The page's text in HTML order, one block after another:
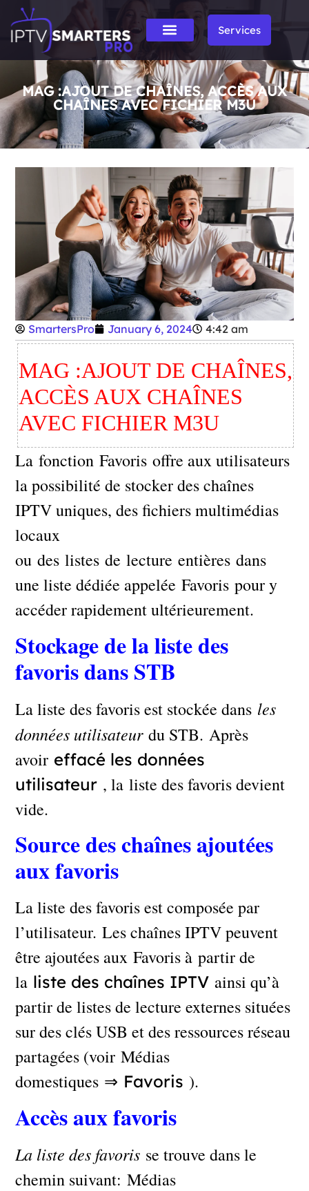
Services
MAG :AJOUT DE CHAÎNES, ACCÈS AUX
CHAÎNES AVEC FICHIER M3U
SmartersPro January 6, 2024 4:42 am
MAG :AJOUT DE CHAÎNES,
ACCÈS AUX CHAÎNES
AVEC FICHIER M3U
La fonction Favoris offre aux utilisateurs
la possibilité de stocker des chaînes
IPTV uniques, des fichiers multimédias
locaux
ou des listes de lecture entières dans
une liste dédiée appelée Favoris pour y
accéder rapidement ultérieurement.
Stockage de la liste des
favoris dans STB
La liste des favoris est stockée dans les
données utilisateurdu STB. Après
avoir effacé les données
utilisateur , la liste des favoris devient
vide.
Source des chaînes ajoutées
aux favoris
La liste des favoris est composée par
l’utilisateur. Les chaînes IPTV peuvent
être ajoutées aux Favoris à partir de
la liste des chaînes IPTV ainsi qu’à
partir de listes de lecture externes situées
sur des clés USB et des ressources réseau
partagées (voir Médias
domestiques ⇒ Favoris ).
Accès aux favoris
La liste des favoris se trouve dans le
chemin suivant: Médias